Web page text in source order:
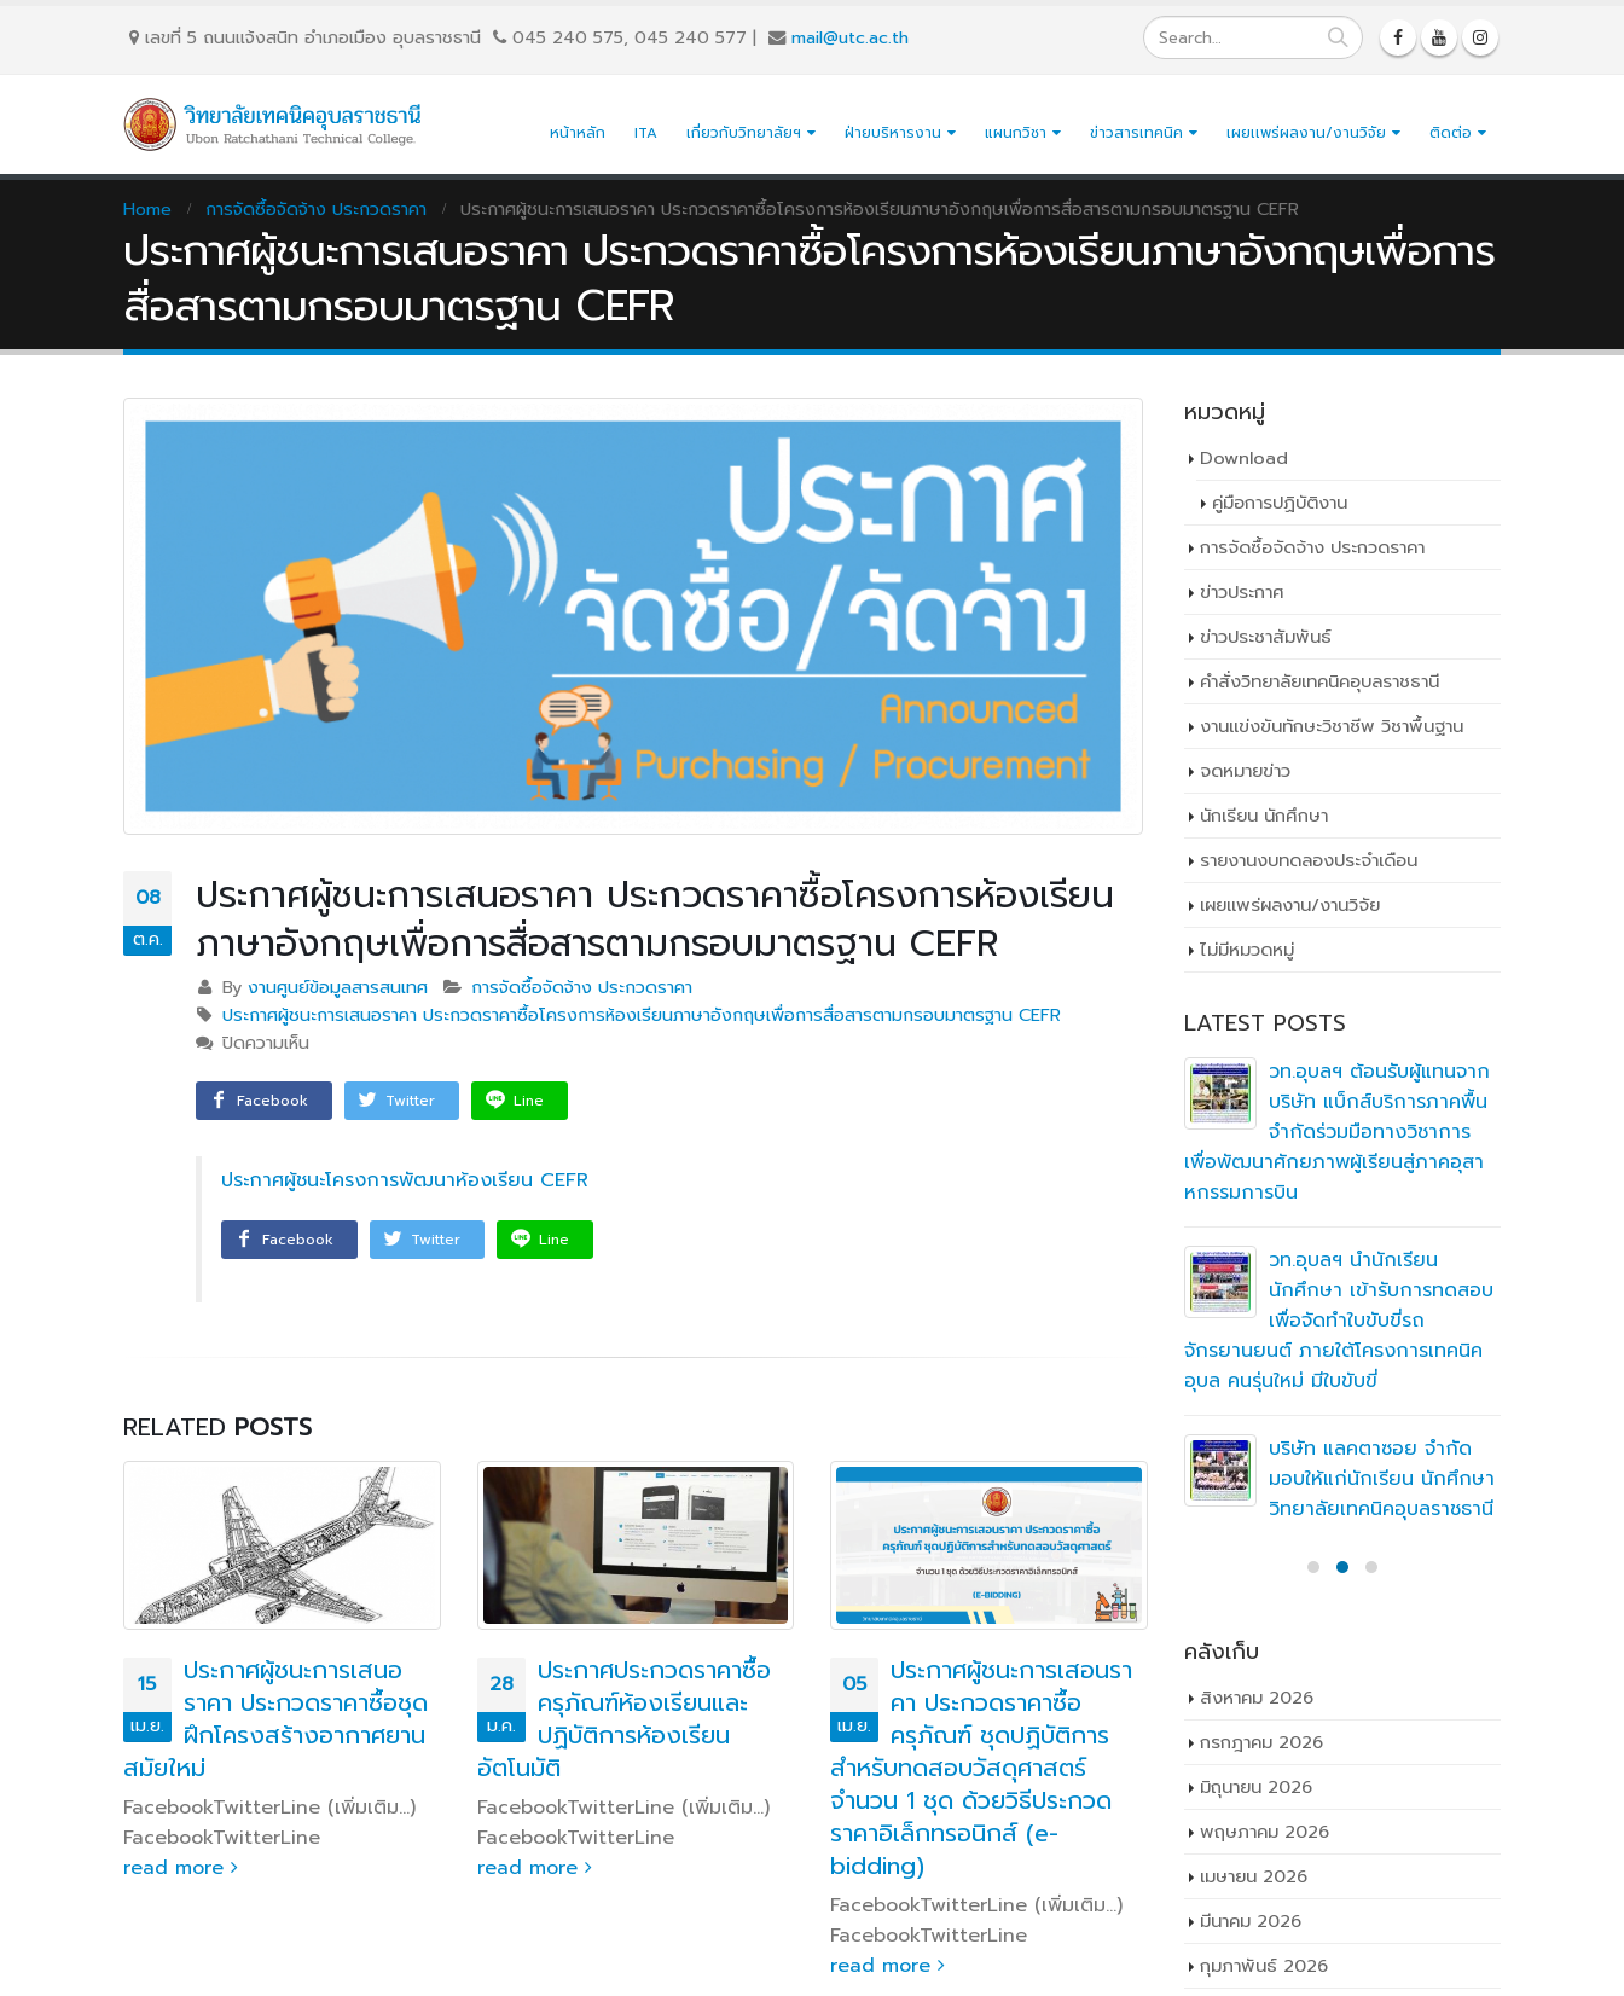
เลขที่ 5 ถนนเเจ้งสนิท อำเภอเมือง อุบลราชธานี 045 240 575, 045 240 577 | mail@utc.ac.th
หน้าหลัก ITA เกี่ยวกับวิทยาลัยฯ ฝ่ายบริหารงาน แผนกวิชา ข่าวสารเทคนิค เผยเเพร่ผลงาน/งานวิจัย ติดต่อ
Home การจัดซื้อจัดจ้าง ประกวดราคา ประกาศผู้ชนะการเสนอราคา ประกวดราคาซื้อโครงการห้องเรียนภาษาอังกฤษเพื่อการสื่อสารตามกรอบมาตรฐาน CEFR
ประกาศผู้ชนะการเสนอราคา ประกวดราคาซื้อโครงการห้องเรียนภาษาอังกฤษเพื่อการ
สื่อสารตามกรอบมาตรฐาน CEFR
08
ต.ค.
ประกาศผู้ชนะการเสนอราคา ประกวดราคาซื้อโครงการห้องเรียน
ภาษาอังกฤษเพื่อการสื่อสารตามกรอบมาตรฐาน CEFR
Byงานศูนย์ข้อมูลสารสนเทศ
การจัดซื้อจัดจ้าง ประกวดราคา
ประกาศผู้ชนะการเสนอราคา ประกวดราคาซื้อโครงการห้องเรียนภาษาอังกฤษเพื่อการสื่อสารตามกรอบมาตรฐาน CEFR
ปิดความเห็น
Facebook Twitter Line
ประกาศผู้ชนะโครงการพัฒนาห้องเรียน CEFR
Facebook Twitter Line
RELATED POSTS
15
เม.ย.
ประกาศผู้ชนะการเสนอ
ราคา ประกวดราคาซื้อชุด
ฝึกโครงสร้างอากาศยาน
สมัยใหม่
FacebookTwitterLine (เพิ่มเติม…)
FacebookTwitterLine
read more
28
ม.ค.
ประกาศประกวดราคาซื้อ
ครุภัณฑ์ห้องเรียนและ
ปฏิบัติการห้องเรียน
อัตโนมัติ
FacebookTwitterLine (เพิ่มเติม…)
FacebookTwitterLine
read more
05
เม.ย.
ประกาศผู้ชนะการเสอนรา
คา ประกวดราคาซื้อ
ครุภัณฑ์ ชุดปฏิบัติการ
สำหรับทดสอบวัสดุศาสตร์
จำนวน 1 ชุด ด้วยวิธีประกวด
ราคาอิเล็กทรอนิกส์ (e-
bidding)
FacebookTwitterLine (เพิ่มเติม…)
FacebookTwitterLine
read more
เรื่อง ยกเลิกประกาศราย
ชื่อผู้ชนะการเสนอราคา
ชุดอุปกรณ์ห้องโดยสาร
MOCKUP พร้อมเครื่องมือช่าง
ซ่อมอากาศยาน จำนวน ๑ ชุด
FacebookTwitterLine (เพิ่มเติม…)
read more
หมวดหมู่
Download
คู่มือการปฏิบัติงาน
การจัดซื้อจัดจ้าง ประกวดราคา
ข่าวประกาศ
ข่าวประชาสัมพันธ์
คำสั่งวิทยาลัยเทคนิคอุบลราชธานี
งานแข่งขันทักษะวิชาชีพ วิชาพื้นฐาน
จดหมายข่าว
นักเรียน นักศึกษา
รายงานงบทดลองประจำเดือน
เผยเเพร่ผลงาน/งานวิจัย
ไม่มีหมวดหมู่
LATEST POSTS
บริษัท แบ็กส์บริการภาคพื้น
หกรรมการบิน
วท.อุบลฯ นำนักเรียน
มอบให้แก่นักเรียน นักศึกษา
วิทยาลัยเทคนิคอุบลราชธานี
อาชีวศึกษา ปีงบประมาณ พ.ศ. 2569
อาชีวศึกษา
วท.อุบลฯ ต้อนรับผู้แทนจาก
บริษัท แบ็กส์บริการภาคพื้น
จำกัดร่วมมือทางวิชาการ
เพื่อพัฒนาศักยภาพผู้เรียนสู่ภาคอุสา
หกรรมการบิน
วท.อุบลฯ นำนักเรียน
นักศึกษา เข้ารับการทดสอบ
เพื่อจัดทำใบขับขี่รถ
จักรยานยนต์ ภายใต้โครงการเทคนิค
อุบล คนรุ่นใหม่ มีใบขับขี่
บริษัท แลคตาซอย จำกัด
มอบให้แก่นักเรียน นักศึกษา
วิทยาลัยเทคนิคอุบลราชธานี
คลังเก็บ
สิงหาคม 2026
กรกฎาคม 2026
มิถุนายน 2026
พฤษภาคม 2026
เมษายน 2026
มีนาคม 2026
กุมภาพันธ์ 2026